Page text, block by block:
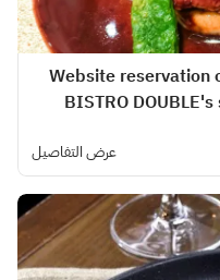
[Dinner] Website
BISTRO
عرض التفاصيل